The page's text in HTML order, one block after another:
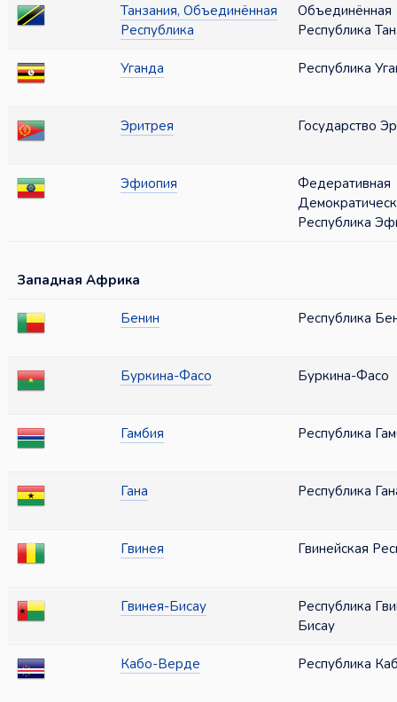
Танзания, Объединённая
Республика
Объединённая
Республика
Уганда Республика
Эритрея Государство
Эфиопия
Федеративная
Республика
Западная Африка
Бенин Республика
Буркина-Фасо Буркина-Фасо
Гамбия Республика
Гана Республика
Гвинея Гвинейская
Гвинея-Бисау
Республика
Бисау
Кабо-Верде Республика